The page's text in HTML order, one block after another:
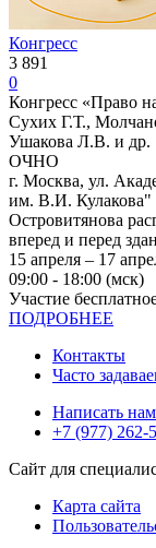
Конгресс
3 891
0
Конгресс «Право
Сухих Г.Т.,
Ушакова Л.В. и др.
ОЧНО
г. Москва, ул.
им. В.И. Кулакова"
Островитянова
вперед и перед
15 апреля – 17
09:00 - 18:00 (мск)
Участие
ПОДРОБНЕЕ
Контакты
Часто
Написать нам
+7 (977) 262-
Сайт для
Карта сайта